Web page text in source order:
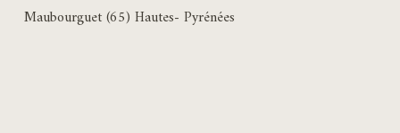
Maubourguet (65) Hautes- Pyrénées